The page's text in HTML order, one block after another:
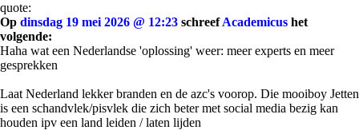
quote:
Op dinsdag 19 mei 2026 @ 12:23 schreefAcademicus het
volgende:
Haha wat een Nederlandse 'oplossing' weer: meer experts en meer
gesprekken
Laat Nederland lekker branden en de azc's voorop. Die mooiboy Jetten
is een schandvlek/pisvlek die zich beter met social media bezig kan
houden ipv een land leiden / laten lijden